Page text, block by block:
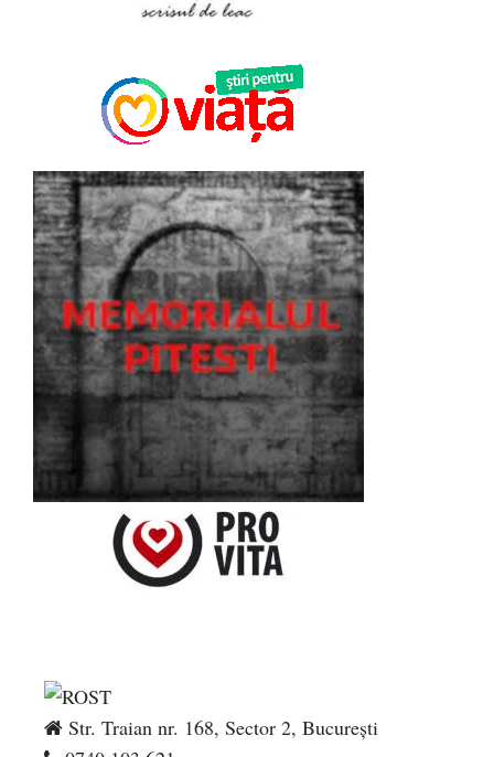
Str. Traian nr. 168, Sector 2, București